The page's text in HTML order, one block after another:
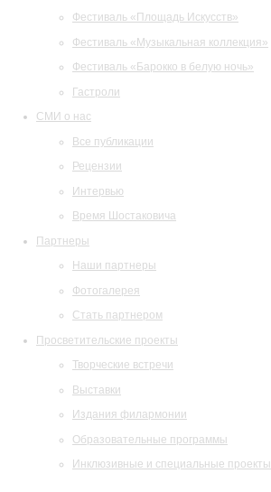
Фестиваль «Площадь Искусств»
Фестиваль «Музыкальная коллекция»
Фестиваль «Барокко в белую ночь»
Гастроли
СМИ о нас
Все публикации
Рецензии
Интервью
Время Шостаковича
Партнеры
Наши партнеры
Фотогалерея
Стать партнером
Просветительские проекты
Творческие встречи
Выставки
Издания филармонии
Образовательные программы
Инклюзивные и специальные проекты